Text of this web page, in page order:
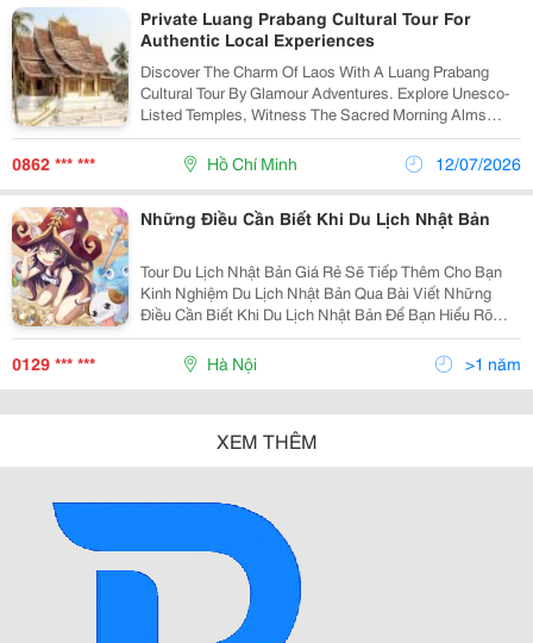
Private Luang Prabang Cultural Tour For
Authentic Local Experiences
Discover The Charm Of Laos With A Luang Prabang
Cultural Tour By Glamour Adventures. Explore Unesco-
Listed Temples, Witness The Sacred Morning Alms
Ceremony, Visit Artisan Villages, And Experience The
Beauty Of Kuang Si Waterfalls On A Personalized...
0862 *** *** Hồ Chí Minh 12/07/2026
Những Điều Cần Biết Khi Du Lịch Nhật Bản
Tour Du Lịch Nhật Bản Giá Rẻ Sẽ Tiếp Thêm Cho Bạn
Kinh Nghiệm Du Lịch Nhật Bản Qua Bài Viết Những
Điều Cần Biết Khi Du Lịch Nhật Bản Để Bạn Hiểu Rõ
Hơn Về Đất Nước Tuyệt Vời Này. ≫≫Xem Thêm: 10 Lời
Khuyên Hay Cho Lần Đầu Du Lịch Nhật Bản
0129 *** *** Hà Nội >1 năm
XEM THÊM